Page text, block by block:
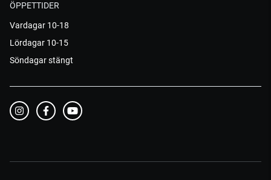
ÖPPETTIDER
Vardagar 10-18
Lördagar 10-15
Söndagar stängt